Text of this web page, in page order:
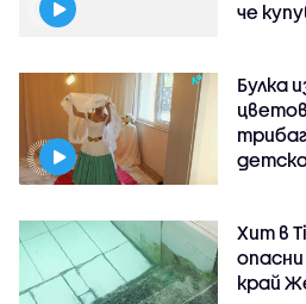
че
Булка
Хит в
край